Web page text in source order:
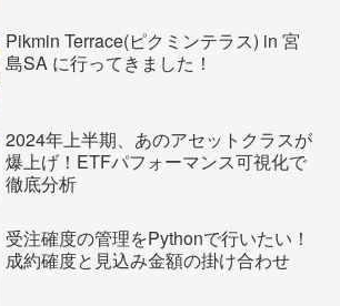
Pikmin Terrace(ピクミンテラス) in 宮
島SA に行ってきました！
2024年上半期、あのアセットクラスが
爆上げ！ETFパフォーマンス可視化で
徹底分析
受注確度の管理をPythonで行いたい！
成約確度と見込み金額の掛け合わせ